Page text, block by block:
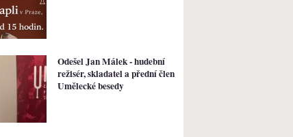
Odešel Jan Málek - hudební
režisér, skladatel a přední člen
Umělecké besedy